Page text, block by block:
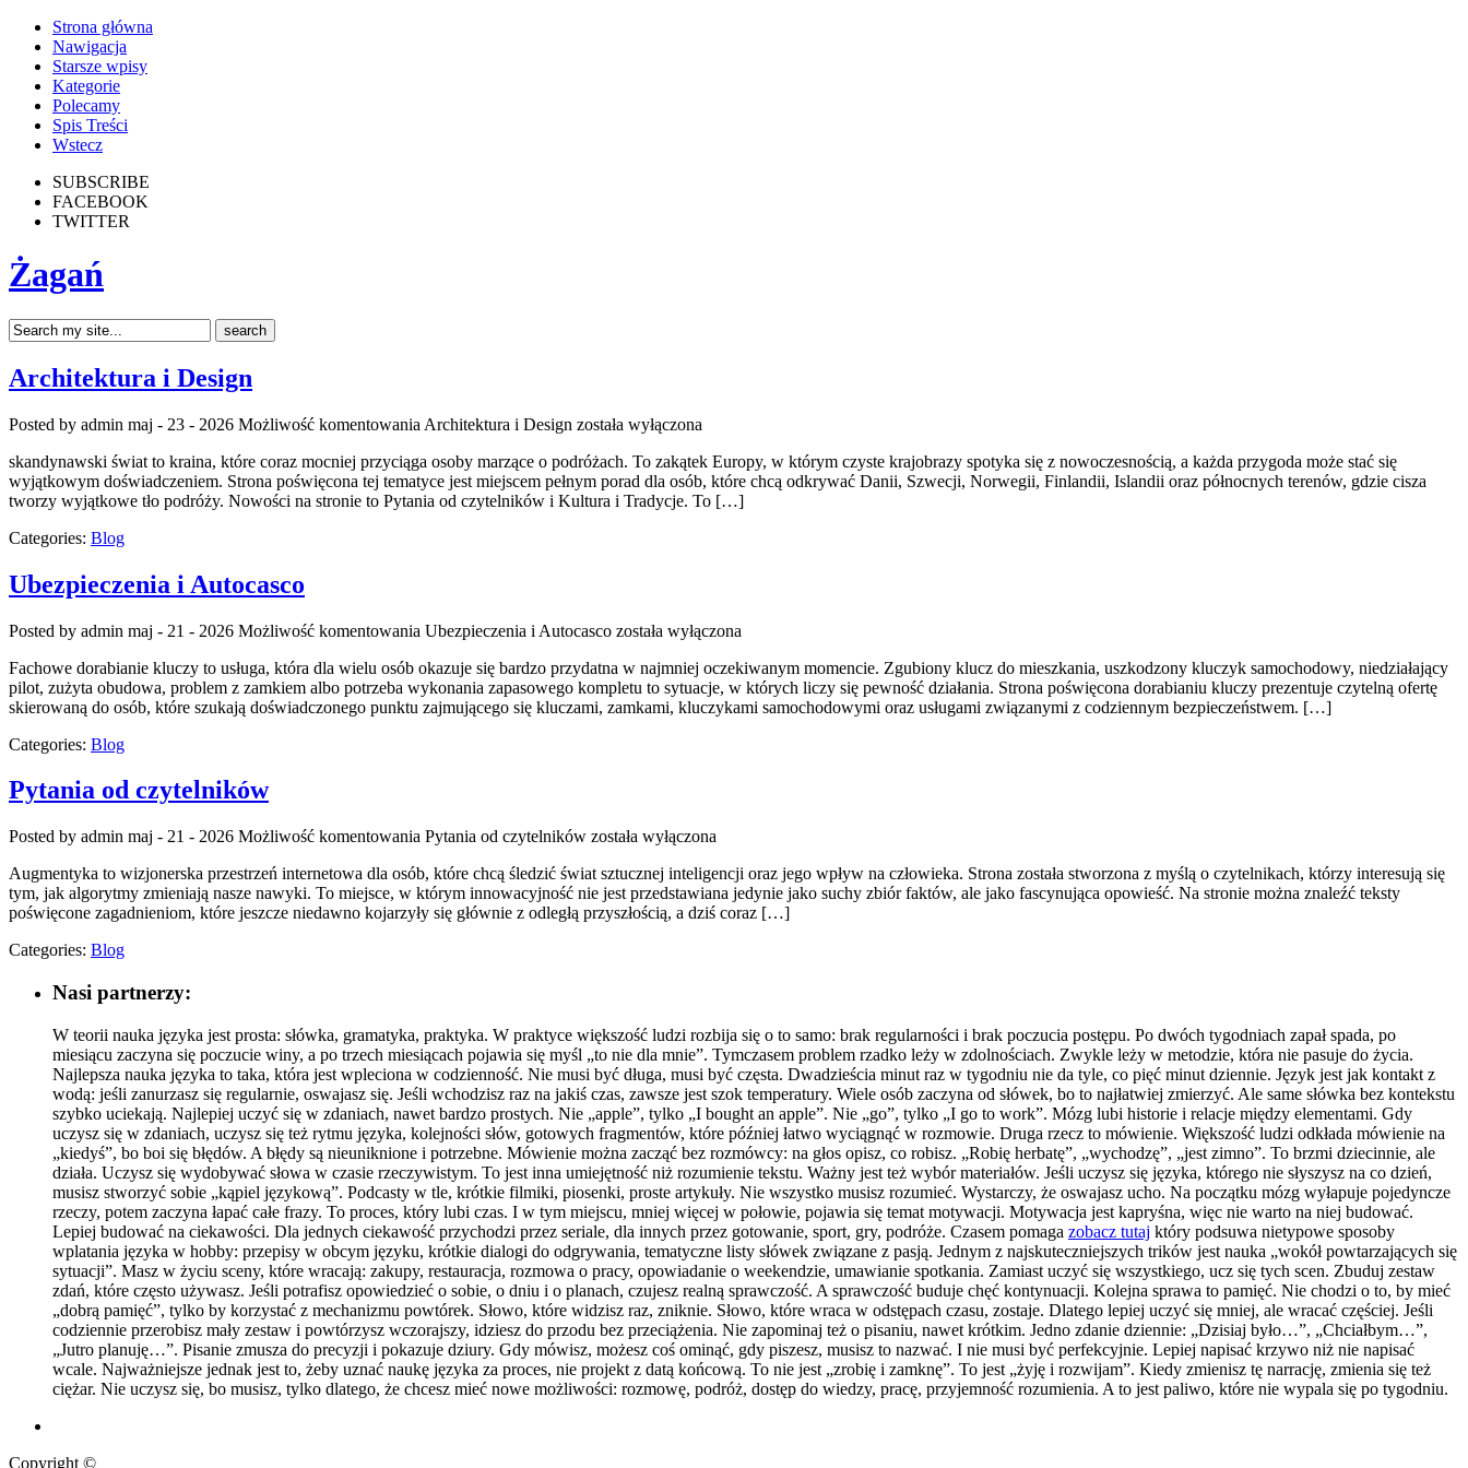
Strona główna
Nawigacja
Starsze wpisy
Kategorie
Polecamy
Spis Treści
Wstecz
SUBSCRIBE
FACEBOOK
TWITTER
Żagań
Architektura i Design
Posted by admin maj - 23 - 2026 Możliwość komentowania Architektura i Design została wyłączona
skandynawski świat to kraina, które coraz mocniej przyciąga osoby marzące o podróżach. To zakątek Europy, w którym czyste krajobrazy spotyka się z nowoczesnością, a każda przygoda może stać się
wyjątkowym doświadczeniem. Strona poświęcona tej tematyce jest miejscem pełnym porad dla osób, które chcą odkrywać Danii, Szwecji, Norwegii, Finlandii, Islandii oraz północnych terenów, gdzie cisza
tworzy wyjątkowe tło podróży. Nowości na stronie to Pytania od czytelników i Kultura i Tradycje. To […]
Categories: Blog
Ubezpieczenia i Autocasco
Posted by admin maj - 21 - 2026 Możliwość komentowania Ubezpieczenia i Autocasco została wyłączona
Fachowe dorabianie kluczy to usługa, która dla wielu osób okazuje się bardzo przydatna w najmniej oczekiwanym momencie. Zgubiony klucz do mieszkania, uszkodzony kluczyk samochodowy, niedziałający
pilot, zużyta obudowa, problem z zamkiem albo potrzeba wykonania zapasowego kompletu to sytuacje, w których liczy się pewność działania. Strona poświęcona dorabianiu kluczy prezentuje czytelną ofertę
skierowaną do osób, które szukają doświadczonego punktu zajmującego się kluczami, zamkami, kluczykami samochodowymi oraz usługami związanymi z codziennym bezpieczeństwem. […]
Categories: Blog
Pytania od czytelników
Posted by admin maj - 21 - 2026 Możliwość komentowania Pytania od czytelników została wyłączona
Augmentyka to wizjonerska przestrzeń internetowa dla osób, które chcą śledzić świat sztucznej inteligencji oraz jego wpływ na człowieka. Strona została stworzona z myślą o czytelnikach, którzy interesują się
tym, jak algorytmy zmieniają nasze nawyki. To miejsce, w którym innowacyjność nie jest przedstawiana jedynie jako suchy zbiór faktów, ale jako fascynująca opowieść. Na stronie można znaleźć teksty
poświęcone zagadnieniom, które jeszcze niedawno kojarzyły się głównie z odległą przyszłością, a dziś coraz […]
Categories: Blog
Nasi partnerzy:
W teorii nauka języka jest prosta: słówka, gramatyka, praktyka. W praktyce większość ludzi rozbija się o to samo: brak regularności i brak poczucia postępu. Po dwóch tygodniach zapał spada, po
miesiącu zaczyna się poczucie winy, a po trzech miesiącach pojawia się myśl „to nie dla mnie”. Tymczasem problem rzadko leży w zdolnościach. Zwykle leży w metodzie, która nie pasuje do życia.
Najlepsza nauka języka to taka, która jest wpleciona w codzienność. Nie musi być długa, musi być częsta. Dwadzieścia minut raz w tygodniu nie da tyle, co pięć minut dziennie. Język jest jak kontakt z
wodą: jeśli zanurzasz się regularnie, oswajasz się. Jeśli wchodzisz raz na jakiś czas, zawsze jest szok temperatury. Wiele osób zaczyna od słówek, bo to najłatwiej zmierzyć. Ale same słówka bez kontekstu
szybko uciekają. Najlepiej uczyć się w zdaniach, nawet bardzo prostych. Nie „apple”, tylko „I bought an apple”. Nie „go”, tylko „I go to work”. Mózg lubi historie i relacje między elementami. Gdy
uczysz się w zdaniach, uczysz się też rytmu języka, kolejności słów, gotowych fragmentów, które później łatwo wyciągnąć w rozmowie. Druga rzecz to mówienie. Większość ludzi odkłada mówienie na
„kiedyś”, bo boi się błędów. A błędy są nieuniknione i potrzebne. Mówienie można zacząć bez rozmówcy: na głos opisz, co robisz. „Robię herbatę”, „wychodzę”, „jest zimno”. To brzmi dziecinnie, ale
działa. Uczysz się wydobywać słowa w czasie rzeczywistym. To jest inna umiejętność niż rozumienie tekstu. Ważny jest też wybór materiałów. Jeśli uczysz się języka, którego nie słyszysz na co dzień,
musisz stworzyć sobie „kąpiel językową”. Podcasty w tle, krótkie filmiki, piosenki, proste artykuły. Nie wszystko musisz rozumieć. Wystarczy, że oswajasz ucho. Na początku mózg wyłapuje pojedyncze
rzeczy, potem zaczyna łapać całe frazy. To proces, który lubi czas. I w tym miejscu, mniej więcej w połowie, pojawia się temat motywacji. Motywacja jest kapryśna, więc nie warto na niej budować.
Lepiej budować na ciekawości. Dla jednych ciekawość przychodzi przez seriale, dla innych przez gotowanie, sport, gry, podróże. Czasem pomaga zobacz tutaj który podsuwa nietypowe sposoby
wplatania języka w hobby: przepisy w obcym języku, krótkie dialogi do odgrywania, tematyczne listy słówek związane z pasją. Jednym z najskuteczniejszych trików jest nauka „wokół powtarzających się
sytuacji”. Masz w życiu sceny, które wracają: zakupy, restauracja, rozmowa o pracy, opowiadanie o weekendzie, umawianie spotkania. Zamiast uczyć się wszystkiego, ucz się tych scen. Zbuduj zestaw
zdań, które często używasz. Jeśli potrafisz opowiedzieć o sobie, o dniu i o planach, czujesz realną sprawczość. A sprawczość buduje chęć kontynuacji. Kolejna sprawa to pamięć. Nie chodzi o to, by mieć
„dobrą pamięć”, tylko by korzystać z mechanizmu powtórek. Słowo, które widzisz raz, zniknie. Słowo, które wraca w odstępach czasu, zostaje. Dlatego lepiej uczyć się mniej, ale wracać częściej. Jeśli
codziennie przerobisz mały zestaw i powtórzysz wczorajszy, idziesz do przodu bez przeciążenia. Nie zapominaj też o pisaniu, nawet krótkim. Jedno zdanie dziennie: „Dzisiaj było…”, „Chciałbym…”,
„Jutro planuję…”. Pisanie zmusza do precyzji i pokazuje dziury. Gdy mówisz, możesz coś ominąć, gdy piszesz, musisz to nazwać. I nie musi być perfekcyjnie. Lepiej napisać krzywo niż nie napisać
wcale. Najważniejsze jednak jest to, żeby uznać naukę języka za proces, nie projekt z datą końcową. To nie jest „zrobię i zamknę”. To jest „żyję i rozwijam”. Kiedy zmienisz tę narrację, zmienia się też
ciężar. Nie uczysz się, bo musisz, tylko dlatego, że chcesz mieć nowe możliwości: rozmowę, podróż, dostęp do wiedzy, pracę, przyjemność rozumienia. A to jest paliwo, które nie wypala się po tygodniu.
Copyright ©